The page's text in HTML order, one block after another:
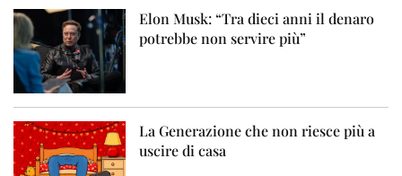
Elon Musk: “Tra dieci anni il denaro
potrebbe non servire più”
La Generazione che non riesce più a
uscire di casa